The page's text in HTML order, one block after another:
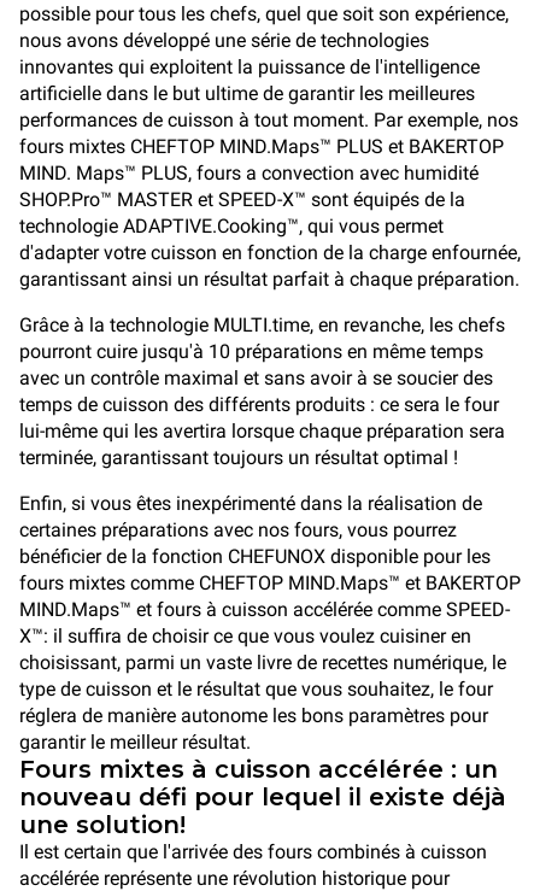
possible pour tous les chefs, quel que soit son expérience,
nous avons développé une série de technologies
innovantes qui exploitent la puissance de l'intelligence
artificielle dans le but ultime de garantir les meilleures
performances de cuisson à tout moment. Par exemple, nos
fours mixtes CHEFTOP MIND.Maps™ PLUS et BAKERTOP
MIND. Maps™ PLUS, fours a convection avec humidité
SHOP.Pro™ MASTER et SPEED-X™ sont équipés de la
technologie ADAPTIVE.Cooking™, qui vous permet
d'adapter votre cuisson en fonction de la charge enfournée,
garantissant ainsi un résultat parfait à chaque préparation.
Grâce à la technologie MULTI.time, en revanche, les chefs
pourront cuire jusqu'à 10 préparations en même temps
avec un contrôle maximal et sans avoir à se soucier des
temps de cuisson des différents produits : ce sera le four
lui-même qui les avertira lorsque chaque préparation sera
terminée, garantissant toujours un résultat optimal !
Enfin, si vous êtes inexpérimenté dans la réalisation de
certaines préparations avec nos fours, vous pourrez
bénéficier de la fonction CHEFUNOX disponible pour les
fours mixtes comme CHEFTOP MIND.Maps™ et BAKERTOP
MIND.Maps™ et fours à cuisson accélérée comme SPEED-
X™: il suffira de choisir ce que vous voulez cuisiner en
choisissant, parmi un vaste livre de recettes numérique, le
type de cuisson et le résultat que vous souhaitez, le four
réglera de manière autonome les bons paramètres pour
garantir le meilleur résultat.
Fours mixtes à cuisson accélérée : un
nouveau défi pour lequel il existe déjà
une solution!
Il est certain que l'arrivée des fours combinés à cuisson
accélérée représente une révolution historique pour